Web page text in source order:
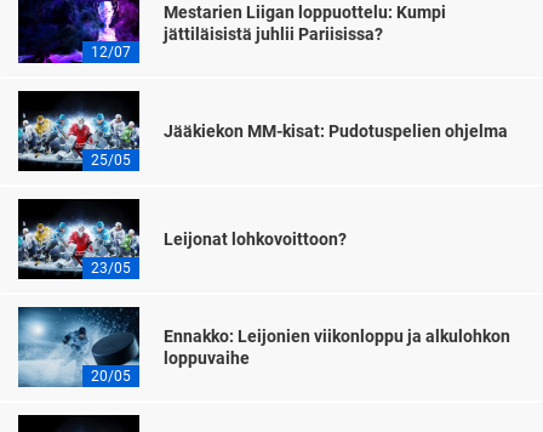
12/07
Mestarien Liigan loppuottelu: Kumpi
jättiläisistä juhlii Pariisissa?
25/05
Jääkiekon MM-kisat: Pudotuspelien ohjelma
23/05
Leijonat lohkovoittoon?
20/05
Ennakko: Leijonien viikonloppu ja alkulohkon
loppuvaihe